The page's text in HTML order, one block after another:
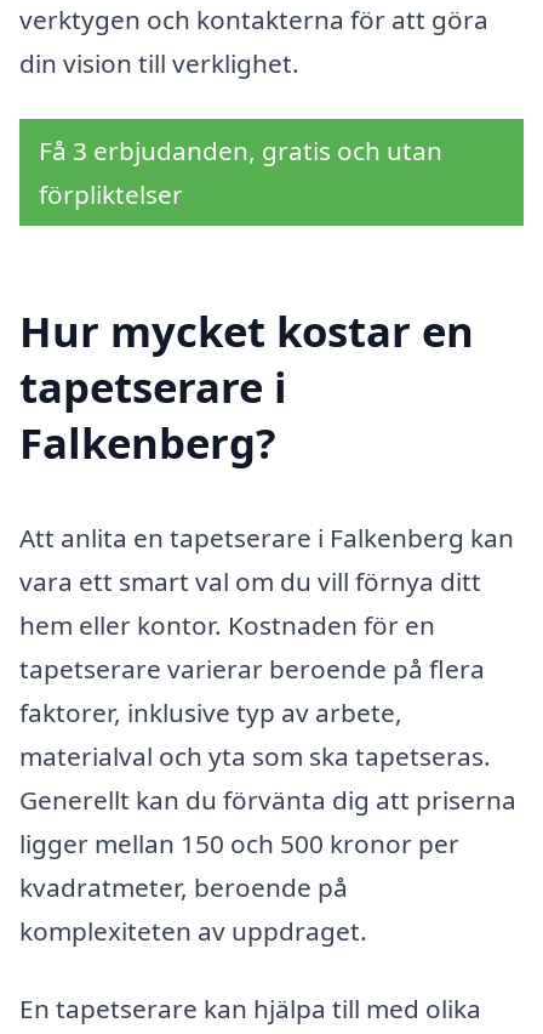
verktygen och kontakterna för att göra
din vision till verklighet.
Få 3 erbjudanden, gratis och utan
förpliktelser
Hur mycket kostar en
tapetserare i
Falkenberg?
Att anlita en tapetserare i Falkenberg kan
vara ett smart val om du vill förnya ditt
hem eller kontor. Kostnaden för en
tapetserare varierar beroende på flera
faktorer, inklusive typ av arbete,
materialval och yta som ska tapetseras.
Generellt kan du förvänta dig att priserna
ligger mellan 150 och 500 kronor per
kvadratmeter, beroende på
komplexiteten av uppdraget.
En tapetserare kan hjälpa till med olika